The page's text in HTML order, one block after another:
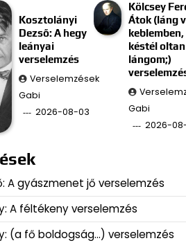
Kosztolányi
Dezső: A hegy
leányai
verselemzés
Verselemzések
Gabi
2026-08-03
Kölcsey
Átok (láng
keblemben,
késtél
lángom;)
Gabi
2026-
A gyászmenet jő verselemzés
A féltékeny verselemzés
(a fő boldogság…) verselemzés